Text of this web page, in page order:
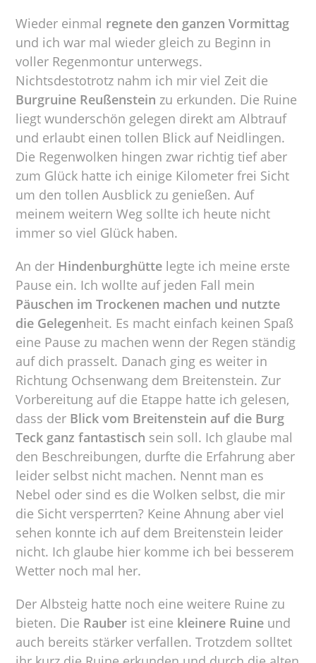
Wieder einmal regnete den ganzen Vormittag
und ich war mal wieder gleich zu Beginn in
voller Regenmontur unterwegs.
Nichtsdestotrotz nahm ich mir viel Zeit die
Burgruine Reußenstein zu erkunden. Die Ruine
liegt wunderschön gelegen direkt am Albtrauf
und erlaubt einen tollen Blick auf Neidlingen.
Die Regenwolken hingen zwar richtig tief aber
zum Glück hatte ich einige Kilometer frei Sicht
um den tollen Ausblick zu genießen. Auf
meinem weitern Weg sollte ich heute nicht
immer so viel Glück haben.
An der Hindenburghütte legte ich meine erste
Pause ein. Ich wollte auf jeden Fall mein
Päuschen im Trockenen machen und nutzte
die Gelegenheit. Es macht einfach keinen Spaß
eine Pause zu machen wenn der Regen ständig
auf dich prasselt. Danach ging es weiter in
Richtung Ochsenwang dem Breitenstein. Zur
Vorbereitung auf die Etappe hatte ich gelesen,
dass der Blick vom Breitenstein auf die Burg
Teck ganz fantastisch sein soll. Ich glaube mal
den Beschreibungen, durfte die Erfahrung aber
leider selbst nicht machen. Nennt man es
Nebel oder sind es die Wolken selbst, die mir
die Sicht versperrten? Keine Ahnung aber viel
sehen konnte ich auf dem Breitenstein leider
nicht. Ich glaube hier komme ich bei besserem
Wetter noch mal her.
Der Albsteig hatte noch eine weitere Ruine zu
bieten. Die Rauber ist eine kleinere Ruine und
auch bereits stärker verfallen. Trotzdem solltet